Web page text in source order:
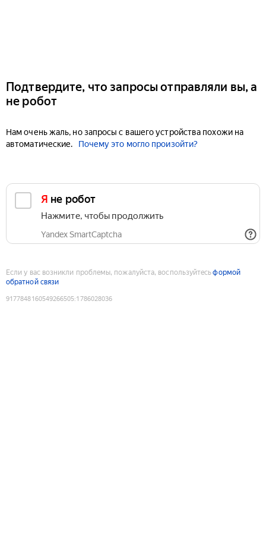
Подтвердите, что запросы отправляли вы, а
не робот
Нам очень жаль, но запросы с вашего устройства похожи на
автоматические.
Почему это могло произойти?
Я не робот
Нажмите, чтобы продолжить
Yandex SmartCaptcha
Если у вас возникли проблемы, пожалуйста, воспользуйтесьформой
обратной связи
9177848160549266505:1786028036